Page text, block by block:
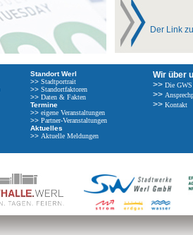
Der Link zu
Standort Werl
>> Stadtportrait
>> Standortfaktoren
>> Daten & Fakten
Termine
>> eigene Veranstaltungen
>> Partner-Veranstaltungen
Aktuelles
>> Aktuelle Meldungen
Wir über
>> Die GWS
>>
>> Kontakt